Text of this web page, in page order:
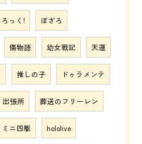
っく! ぼざろ
傷物語 幼女戦記 天運
推しの子 ドゥラメンテ
出張所 葬送のフリーレン
ミニ四駆 hololive